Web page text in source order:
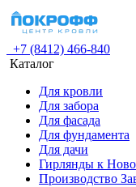
+7 (8412) 466-840
Каталог
Для кровли
Для забора
Для фасада
Для фундамента
Для дачи
Гирлянды к
Производство